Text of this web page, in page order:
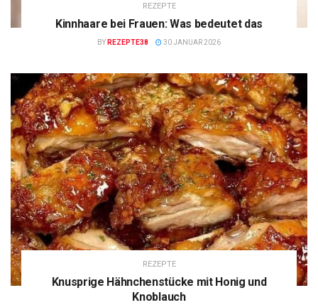
REZEPTE
Kinnhaare bei Frauen: Was bedeutet das
BY REZEPTE38 30 JANUAR 2026
REZEPTE
Knusprige Hähnchenstücke mit Honig und
Knoblauch